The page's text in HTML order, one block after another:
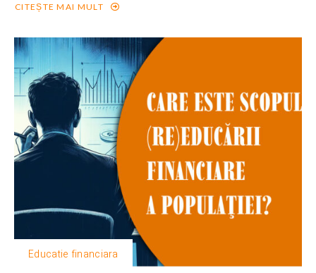
CITEȘTE MAI MULT
Educatie financiara